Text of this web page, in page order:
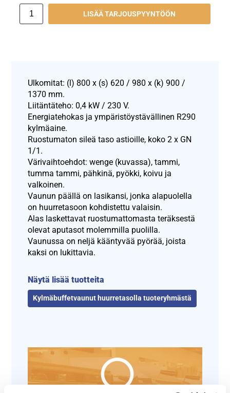
LISÄÄ TARJOUSPYYNTÖÖN
Ulkomitat: (l) 800 x (s) 620 / 980 x (k) 900 /
1370 mm.
Liitäntäteho: 0,4 kW / 230 V.
Energiatehokas ja ympäristöystävällinen R290
kylmäaine.
Ruostumaton sileä taso astioille, koko 2 x GN
1/1.
Värivaihtoehdot: wenge (kuvassa), tammi,
tumma tammi, pähkinä, pyökki, koivu ja
valkoinen.
Vaunun päällä on lasikansi, jonka alapuolella
on huurretasoon kohdistettu valaisin.
Alas laskettavat ruostumattomasta teräksestä
olevat aputasot molemmilla puolilla.
Vaunussa on neljä kääntyvää pyörää, joista
kaksi on lukittavia.
Näytä lisää tuotteita
Kylmäbuffetvaunut huurretasolla tuoteryhmästä